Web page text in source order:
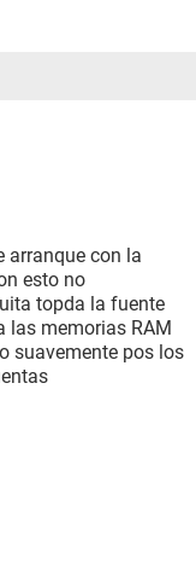
arranque con la
esto no
topda la fuente
las memorias RAM
suavemente pos los